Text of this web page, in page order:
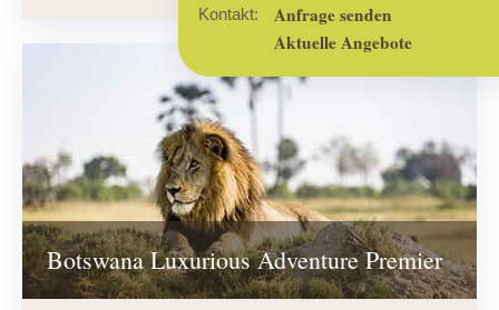
Kontakt:
Anfrage senden
Aktuelle Angebote
Botswana Luxurious Adventure Premier